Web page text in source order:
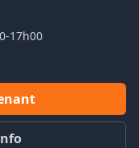
17h00